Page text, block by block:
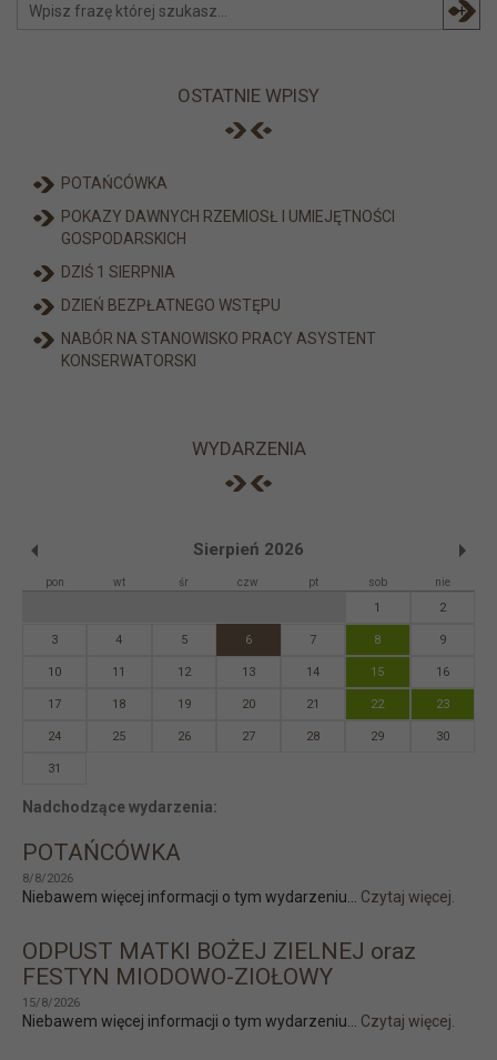
+
OSTATNIE WPISY
POTAŃCÓWKA
POKAZY DAWNYCH RZEMIOSŁ I UMIEJĘTNOŚCI
GOSPODARSKICH
DZIŚ 1 SIERPNIA
DZIEŃ BEZPŁATNEGO WSTĘPU
NABÓR NA STANOWISKO PRACY ASYSTENT
KONSERWATORSKI
WYDARZENIA
Sierpień 2026
pon wt śr czw pt sob nie
1 2
3 4 5 6 7 8 9
10 11 12 13 14 15 16
17 18 19 20 21 22 23
24 25 26 27 28 29 30
31
Nadchodzące wydarzenia:
POTAŃCÓWKA
8/8/2026
Niebawem więcej informacji o tym wydarzeniu... Czytaj więcej.
ODPUST MATKI BOŻEJ ZIELNEJ oraz
FESTYN MIODOWO-ZIOŁOWY
15/8/2026
Niebawem więcej informacji o tym wydarzeniu... Czytaj więcej.